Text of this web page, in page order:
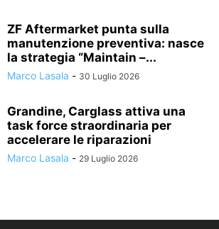
ZF Aftermarket punta sulla
manutenzione preventiva: nasce
la strategia “Maintain –...
Marco Lasala - 30 Luglio 2026
Grandine, Carglass attiva una
task force straordinaria per
accelerare le riparazioni
Marco Lasala - 29 Luglio 2026